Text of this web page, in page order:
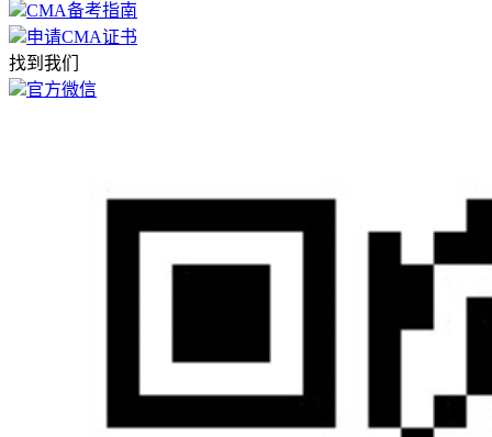
CMA备考指南
申请CMA证书
找到我们
官方微信